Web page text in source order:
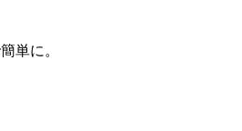
単に。